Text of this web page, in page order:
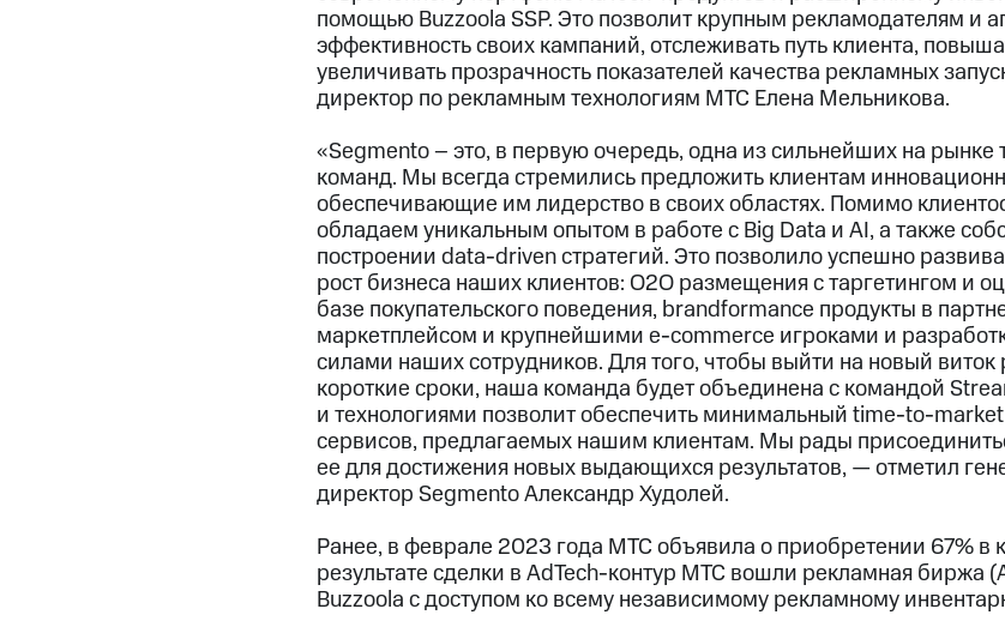
помощью Buzzoola SSP. Это позволит крупным рекламодателям и
эффективность своих кампаний, отслеживать путь клиента,
увеличивать прозрачность показателей качества рекламных
директор по рекламным технологиям МТС Елена Мельникова.
«Segmento – это, в первую очередь, одна из сильнейших на рынке
команд. Мы всегда стремились предложить клиентам
обеспечивающие им лидерство в своих областях. Помимо
обладаем уникальным опытом в работе с Big Data и AI, а также
построении data-driven стратегий. Это позволило успешно
рост бизнеса наших клиентов: O2O размещения с таргетингом и
базе покупательского поведения, brandformance продукты в
маркетплейсом и крупнейшими e-commerce игроками и
силами наших сотрудников. Для того, чтобы выйти на новый
короткие сроки, наша команда будет объединена с командой
и технологиями позволит обеспечить минимальный time-to-
сервисов, предлагаемых нашим клиентам. Мы рады
ее для достижения новых выдающихся результатов, — отметил
директор Segmento Александр Худолей.
Ранее, в феврале 2023 года МТС объявила о приобретении 67% в
результате сделки в AdTech-контур МТС вошли рекламная биржа
Buzzoola с доступом ко всему независимому рекламному